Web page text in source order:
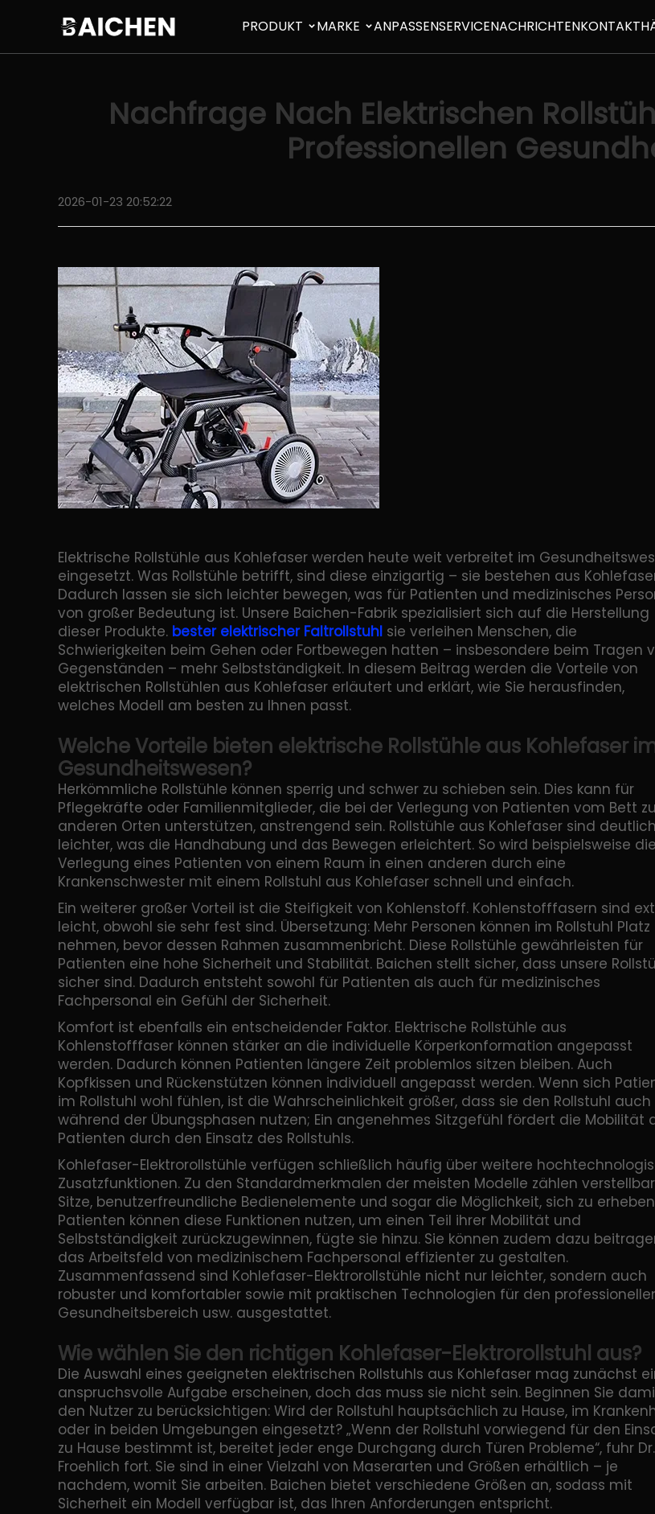
PRODUKT MARKE ANPASSENSERVICENACHRICHTENKONTAKT
Nachfrage Nach Elektrischen
Professionellen
2026-01-23 20:52:22
Elektrische Rollstühle aus Kohlefaser werden heute weit verbreitet im
eingesetzt. Was Rollstühle betrifft, sind diese einzigartig – sie bestehen aus
Dadurch lassen sie sich leichter bewegen, was für Patienten und medizinisches
von großer Bedeutung ist. Unsere Baichen-Fabrik spezialisiert sich auf die Herstellung
dieser Produkte. bester elektrischer Faltrollstuhl sie verleihen Menschen, die
Schwierigkeiten beim Gehen oder Fortbewegen hatten – insbesondere beim Tragen
Gegenständen – mehr Selbstständigkeit. In diesem Beitrag werden die Vorteile von
elektrischen Rollstühlen aus Kohlefaser erläutert und erklärt, wie Sie herausfinden,
welches Modell am besten zu Ihnen passt.
Welche Vorteile bieten elektrische Rollstühle aus Kohlefaser
Gesundheitswesen?
Herkömmliche Rollstühle können sperrig und schwer zu schieben sein. Dies kann für
Pflegekräfte oder Familienmitglieder, die bei der Verlegung von Patienten vom Bett zu
anderen Orten unterstützen, anstrengend sein. Rollstühle aus Kohlefaser sind deutlich
leichter, was die Handhabung und das Bewegen erleichtert. So wird beispielsweise die
Verlegung eines Patienten von einem Raum in einen anderen durch eine
Krankenschwester mit einem Rollstuhl aus Kohlefaser schnell und einfach.
Ein weiterer großer Vorteil ist die Steifigkeit von Kohlenstoff. Kohlenstofffasern sind
leicht, obwohl sie sehr fest sind. Übersetzung: Mehr Personen können im Rollstuhl Platz
nehmen, bevor dessen Rahmen zusammenbricht. Diese Rollstühle gewährleisten für
Patienten eine hohe Sicherheit und Stabilität. Baichen stellt sicher, dass unsere
sicher sind. Dadurch entsteht sowohl für Patienten als auch für medizinisches
Fachpersonal ein Gefühl der Sicherheit.
Komfort ist ebenfalls ein entscheidender Faktor. Elektrische Rollstühle aus
Kohlenstofffaser können stärker an die individuelle Körperkonformation angepasst
werden. Dadurch können Patienten längere Zeit problemlos sitzen bleiben. Auch
Kopfkissen und Rückenstützen können individuell angepasst werden. Wenn sich
im Rollstuhl wohl fühlen, ist die Wahrscheinlichkeit größer, dass sie den Rollstuhl auch
während der Übungsphasen nutzen; Ein angenehmes Sitzgefühl fördert die Mobilität
Patienten durch den Einsatz des Rollstuhls.
Kohlefaser-Elektrorollstühle verfügen schließlich häufig über weitere
Zusatzfunktionen. Zu den Standardmerkmalen der meisten Modelle zählen
Sitze, benutzerfreundliche Bedienelemente und sogar die Möglichkeit, sich zu
Patienten können diese Funktionen nutzen, um einen Teil ihrer Mobilität und
Selbstständigkeit zurückzugewinnen, fügte sie hinzu. Sie können zudem dazu
das Arbeitsfeld von medizinischem Fachpersonal effizienter zu gestalten.
Zusammenfassend sind Kohlefaser-Elektrorollstühle nicht nur leichter, sondern auch
robuster und komfortabler sowie mit praktischen Technologien für den
Gesundheitsbereich usw. ausgestattet.
Wie wählen Sie den richtigen Kohlefaser-Elektrorollstuhl aus?
Die Auswahl eines geeigneten elektrischen Rollstuhls aus Kohlefaser mag zunächst
anspruchsvolle Aufgabe erscheinen, doch das muss sie nicht sein. Beginnen Sie
den Nutzer zu berücksichtigen: Wird der Rollstuhl hauptsächlich zu Hause, im
oder in beiden Umgebungen eingesetzt? „Wenn der Rollstuhl vorwiegend für den
zu Hause bestimmt ist, bereitet jeder enge Durchgang durch Türen Probleme“, fuhr Dr.
Froehlich fort. Sie sind in einer Vielzahl von Maserarten und Größen erhältlich – je
nachdem, womit Sie arbeiten. Baichen bietet verschiedene Größen an, sodass mit
Sicherheit ein Modell verfügbar ist, das Ihren Anforderungen entspricht.